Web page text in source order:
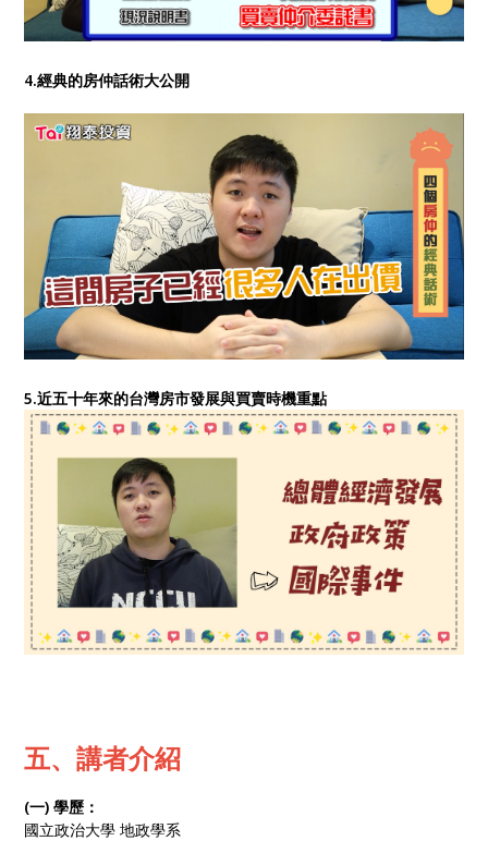
4.經典的房仲話術大公開
5.近五十年來的台灣房市發展與買賣時機重點
五、講者介紹
(一) 學歷：
國立政治大學 地政學系